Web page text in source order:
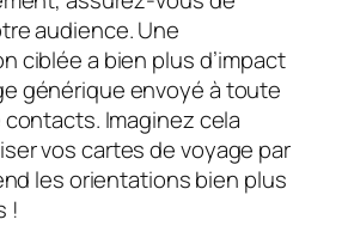
audience. Une
ciblée a bien plus d’impact
générique envoyé à toute
Imaginez cela
vos cartes de voyage par
les orientations bien plus
!